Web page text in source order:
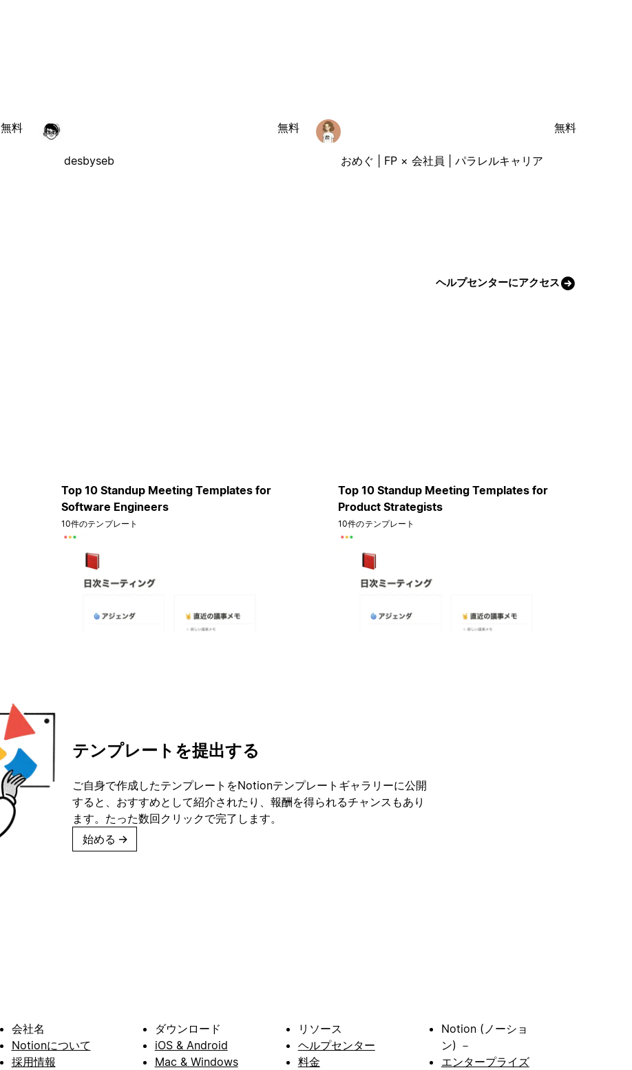
無料
desbyseb
無料
おめぐ | FP × 会社員 | パラレルキャリア
無料
ヘルプセンターにアクセス
Top 10 Standup Meeting Templates for
Software Engineers
10件のテンプレート
Top 10 Standup Meeting Templates for
Product Strategists
10件のテンプレート
テンプレートを提出する
ご自身で作成したテンプレートをNotionテンプレートギャラリーに公開
すると、おすすめとして紹介されたり、報酬を得られるチャンスもあり
ます。たった数回クリックで完了します。
始める →
会社名
Notionについて
採用情報
ダウンロード
iOS & Android
Mac & Windows
リソース
ヘルプセンター
料金
Notion (ノーショ
ン) －
エンタープライズ